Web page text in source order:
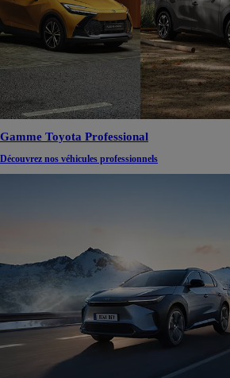
Gamme Toyota Professional
Découvrez nos véhicules professionnels